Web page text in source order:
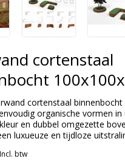
cortenstaal
cortenstaal binnenbocht
organische vormen in
en dubbel omgezette
luxueuze en tijdloze
Incl. btw